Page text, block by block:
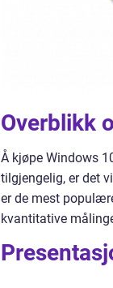
Overblikk
Å kjøpe Windows
tilgjengelig, er det
er de mest
kvantitative